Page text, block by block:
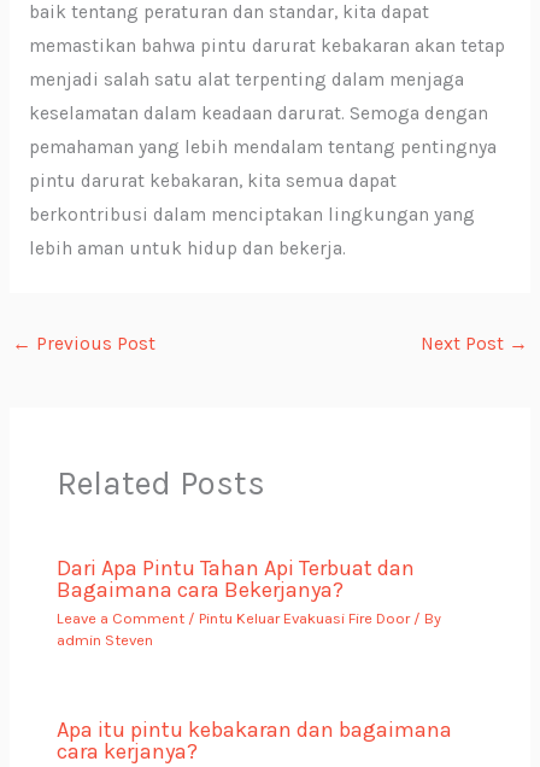
baik tentang peraturan dan standar, kita dapat
memastikan bahwa pintu darurat kebakaran akan tetap
menjadi salah satu alat terpenting dalam menjaga
keselamatan dalam keadaan darurat. Semoga dengan
pemahaman yang lebih mendalam tentang pentingnya
pintu darurat kebakaran, kita semua dapat
berkontribusi dalam menciptakan lingkungan yang
lebih aman untuk hidup dan bekerja.
← Previous Post Next Post →
Related Posts
Dari Apa Pintu Tahan Api Terbuat dan
Bagaimana cara Bekerjanya?
Leave a Comment / Pintu Keluar Evakuasi Fire Door/ By
admin Steven
Apa itu pintu kebakaran dan bagaimana
cara kerjanya?